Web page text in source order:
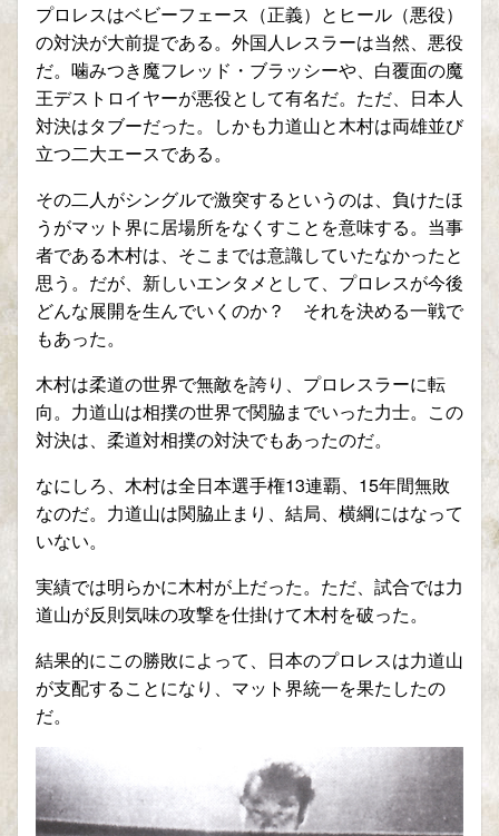
プロレスはベビーフェース（正義）とヒール（悪役）
の対決が大前提である。外国人レスラーは当然、悪役
だ。噛みつき魔フレッド・ブラッシーや、白覆面の魔
王デストロイヤーが悪役として有名だ。ただ、日本人
対決はタブーだった。しかも力道山と木村は両雄並び
立つ二大エースである。
その二人がシングルで激突するというのは、負けたほ
うがマット界に居場所をなくすことを意味する。当事
者である木村は、そこまでは意識していたなかったと
思う。だが、新しいエンタメとして、プロレスが今後
どんな展開を生んでいくのか？ それを決める一戦で
もあった。
木村は柔道の世界で無敵を誇り、プロレスラーに転
向。力道山は相撲の世界で関脇までいった力士。この
対決は、柔道対相撲の対決でもあったのだ。
なにしろ、木村は全日本選手権13連覇、15年間無敗
なのだ。力道山は関脇止まり、結局、横綱にはなって
いない。
実績では明らかに木村が上だった。ただ、試合では力
道山が反則気味の攻撃を仕掛けて木村を破った。
結果的にこの勝敗によって、日本のプロレスは力道山
が支配することになり、マット界統一を果たしたの
だ。